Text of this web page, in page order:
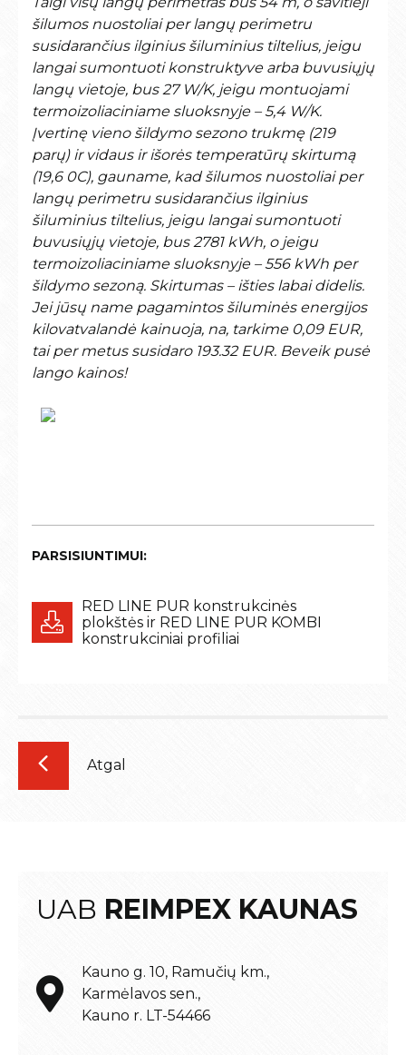
šilumos nuostoliai per langų perimetru
susidarančius ilginius šiluminius tiltelius, jeigu
langai sumontuoti konstruktyve arba buvusiųjų
langų vietoje, bus 27 W/K, jeigu montuojami
termoizoliaciniame sluoksnyje – 5,4 W/K.
Įvertinę vieno šildymo sezono trukmę (219
parų) ir vidaus ir išorės temperatūrų skirtumą
(19,6 0C), gauname, kad šilumos nuostoliai per
langų perimetru susidarančius ilginius
šiluminius tiltelius, jeigu langai sumontuoti
buvusiųjų vietoje, bus 2781 kWh, o jeigu
termoizoliaciniame sluoksnyje – 556 kWh per
šildymo sezoną. Skirtumas – išties labai didelis.
Jei jūsų name pagamintos šiluminės energijos
kilovatvalandė kainuoja, na, tarkime 0,09 EUR,
tai per metus susidaro 193.32 EUR. Beveik pusė
lango kainos!
PARSISIUNTIMUI:
RED LINE PUR konstrukcinės
plokštės ir RED LINE PUR KOMBI
konstrukciniai profiliai
Atgal
UAB REIMPEX KAUNAS
Kauno g. 10, Ramučių km.,
Karmėlavos sen.,
Kauno r. LT-54466